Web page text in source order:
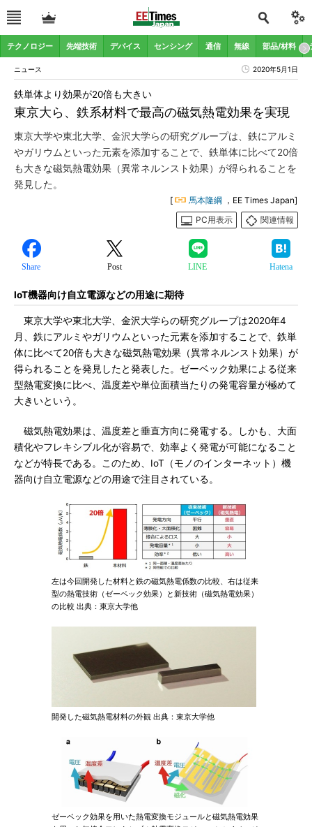
テクノロジー 先端技術 デバイス センシング 通信 無線 部品/材料
ニュース 2020年5月1日
東京大ら、鉄系材料で最高の磁気熱電効果を実現
鉄単体より効果が20倍も大きい
東京大学や東北大学、金沢大学らの研究グループは、鉄にアルミ
やガリウムといった元素を添加することで、鉄単体に比べて20倍
も大きな磁気熱電効果（異常ネルンスト効果）が得られることを
発見した。
[ 馬本隆綱 ，EE Times Japan]
PC用表示
関連情報
Share Post LINE Hatena
IoT機器向け自立電源などの用途に期待
東京大学や東北大学、金沢大学らの研究グループは2020年4
月、鉄にアルミやガリウムといった元素を添加することで、鉄単
体に比べて20倍も大きな磁気熱電効果（異常ネルンスト効果）が
得られることを発見したと発表した。ゼーベック効果による従来
型熱電変換に比べ、温度差や単位面積当たりの発電容量が極めて
大きいという。
磁気熱電効果は、温度差と垂直方向に発電する。しかも、大面
積化やフレキシブル化が容易で、効率よく発電が可能になること
などが特長である。このため、IoT（モノのインターネット）機
器向け自立電源などの用途で注目されている。
左は今回開発した材料と鉄の磁気熱電係数の比較、右は従来
型の熱電技術（ゼーベック効果）と新技術（磁気熱電効果）
の比較 出典：東京大学他
開発した磁気熱電材料の外観 出典：東京大学他
ゼーベック効果を用いた熱電変換モジュールと磁気熱電効果